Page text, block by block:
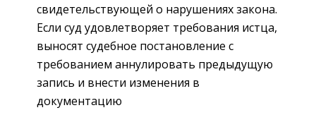
свидетельствующей о нарушениях закона.
Если суд удовлетворяет требования истца,
выносят судебное постановление с
требованием аннулировать предыдущую
запись и внести изменения в
документацию